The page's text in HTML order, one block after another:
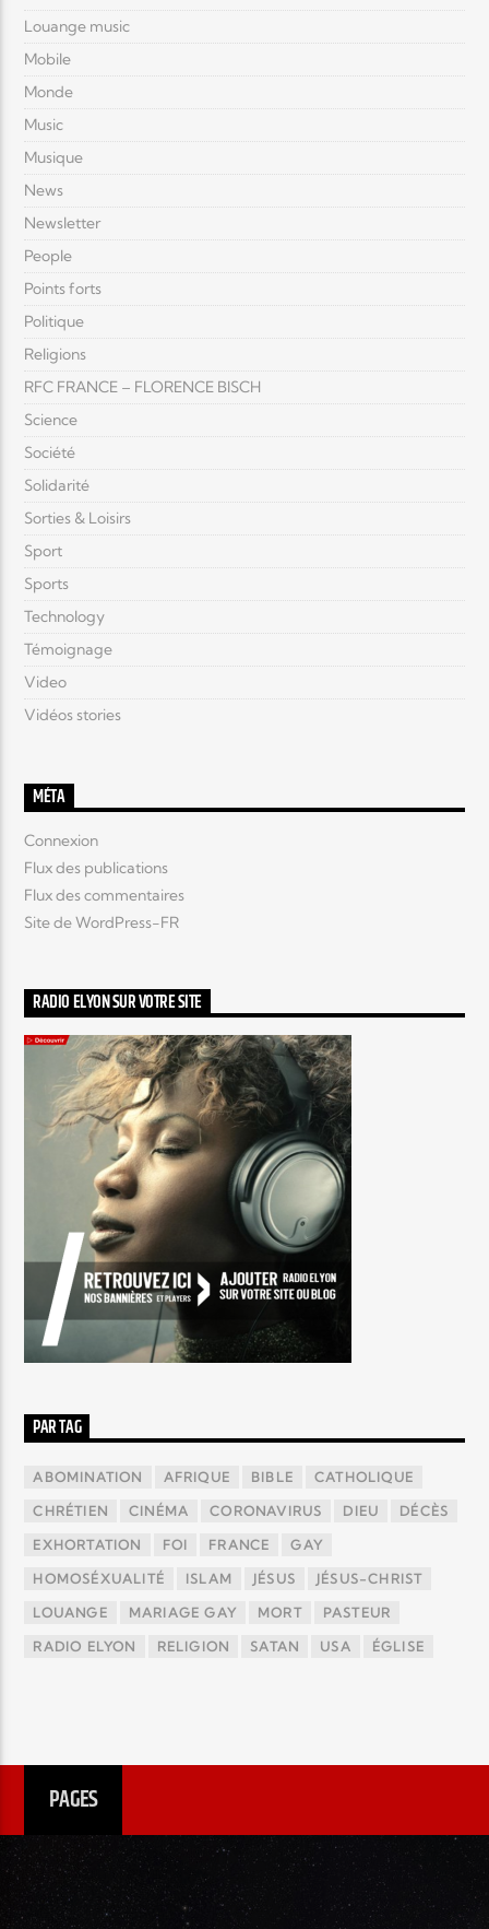
Louange music
Mobile
Monde
Music
Musique
News
Newsletter
People
Points forts
Politique
Religions
RFC FRANCE – FLORENCE BISCH
Science
Société
Solidarité
Sorties & Loisirs
Sport
Sports
Technology
Témoignage
Video
Vidéos stories
MÉTA
Connexion
Flux des publications
Flux des commentaires
Site de WordPress-FR
RADIO ELYON SUR VOTRE SITE
PAR TAG
ABOMINATION AFRIQUE BIBLE CATHOLIQUE
CHRÉTIEN CINÉMA CORONAVIRUS DIEU DÉCÈS
EXHORTATION FOI FRANCE GAY
HOMOSÉXUALITÉ ISLAM JÉSUS JÉSUS-CHRIST
LOUANGE MARIAGE GAY MORT PASTEUR
RADIO ELYON RELIGION SATAN USA ÉGLISE
PAGES